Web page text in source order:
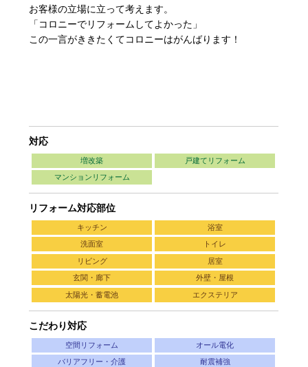
お客様の立場に立って考えます。
「コロニーでリフォームしてよかった」
この一言がききたくてコロニーはがんばります！
対応
増改築 戸建てリフォーム
マンションリフォーム
リフォーム対応部位
キッチン 浴室
洗面室 トイレ
リビング 居室
玄関・廊下 外壁・屋根
太陽光・蓄電池 エクステリア
こだわり対応
空間リフォーム オール電化
バリアフリー・介護 耐震補強